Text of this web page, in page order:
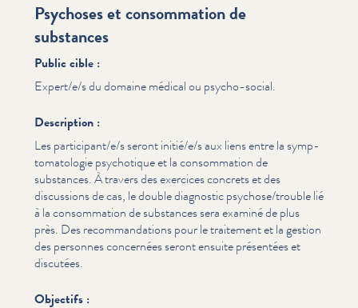
Psychoses et consommation de
substances
Public cible :
Expert/​e/​s du domaine médical ou psycho-social.
Description :
Les participant/​e/​s seront initié/​e/​s aux liens entre la symp­
to­ma­tolo­gie psychotique et la con­som­ma­tion de
substances. À travers des exercices concrets et des
discussions de cas, le double diagnostic psychose/​trouble lié
à la con­som­ma­tion de substances sera examiné de plus
près. Des recom­man­da­tions pour le traitement et la gestion
des personnes concernées seront ensuite présentées et
discutées.
Objectifs :